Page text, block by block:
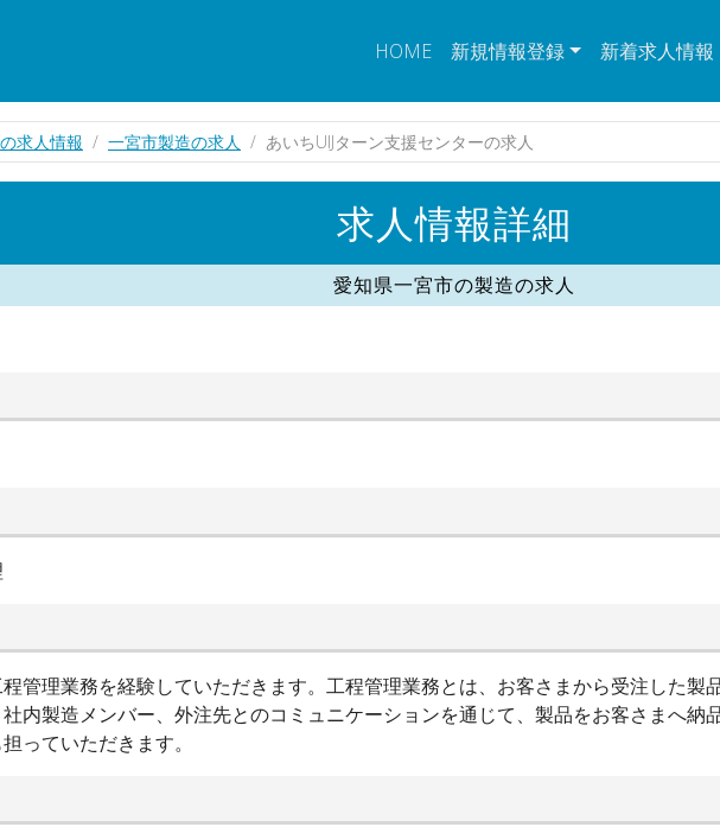
HOME 新規情報登録 新着求人情報
求人情報 一宮市製造の求人 あいちUIJターン支援センターの求人
求人情報詳細
愛知県一宮市の製造の求人
管理業務を経験していただきます。工程管理業務とは、お客さまから受注した製
内製造メンバー、外注先とのコミュニケーションを通じて、製品をお客さまへ納
っていただきます。